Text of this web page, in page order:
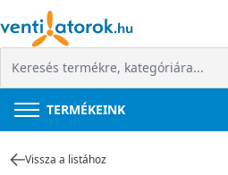
TERMÉKEINK
Vissza a listához